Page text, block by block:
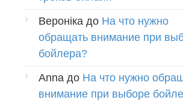
Вероніка до На что нужно
обращать внимание при
бойлера?
Anna до На что нужно
внимание при выборе